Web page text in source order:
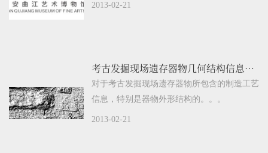
2013-02-21
考古发掘现场遗存器物几何结构信息提取及数字化虚拟复原
对于考古发掘现场遗存器物所包含的制造工艺
信息，特别是器物外形结构的。。。
2013-02-21